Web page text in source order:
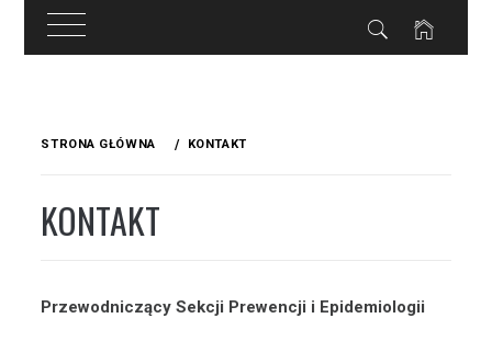
STRONA GŁÓWNA KONTAKT
KONTAKT
Przewodniczący Sekcji Prewencji i Epidemiologii